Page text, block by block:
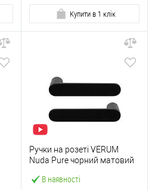
Купити в 1 клік
В наявності
Ручки на розеті VERUM
Nuda Pure чорний матовий